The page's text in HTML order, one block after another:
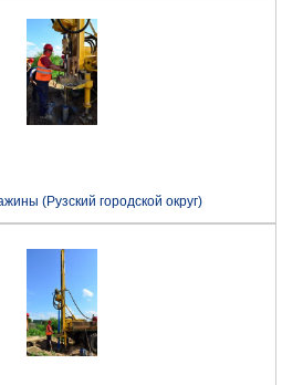
(Рузский городской округ)